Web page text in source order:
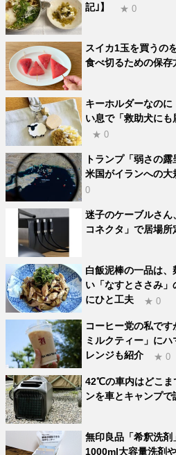
記｣】
★ 0
スイカ1玉を買うの
食べ切るための保存
キーホルダーなの
い息で「救助犬に
★ 0
トランプ「弱さの
米国がイランへの
0
迷子のケーブルさん
コネクタ」で居場所
白飯泥棒の一品は
い「なすとささみ
にひと工夫
★ 0
コーヒー党の私で
ミルクティー」に
レンジも紹介
★ 0
42℃の車内はどこま
ンを車とキャンプで
無印良品「希釈洗剤
1000ml大容量洗剤